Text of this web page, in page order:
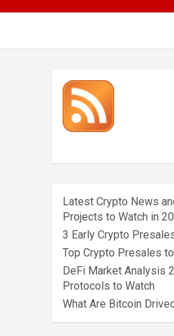
Latest Crypto News
Projects to Watch in
3 Early Crypto
Top Crypto Presales
DeFi Market Analysis
Protocols to Watch
What Are Bitcoin